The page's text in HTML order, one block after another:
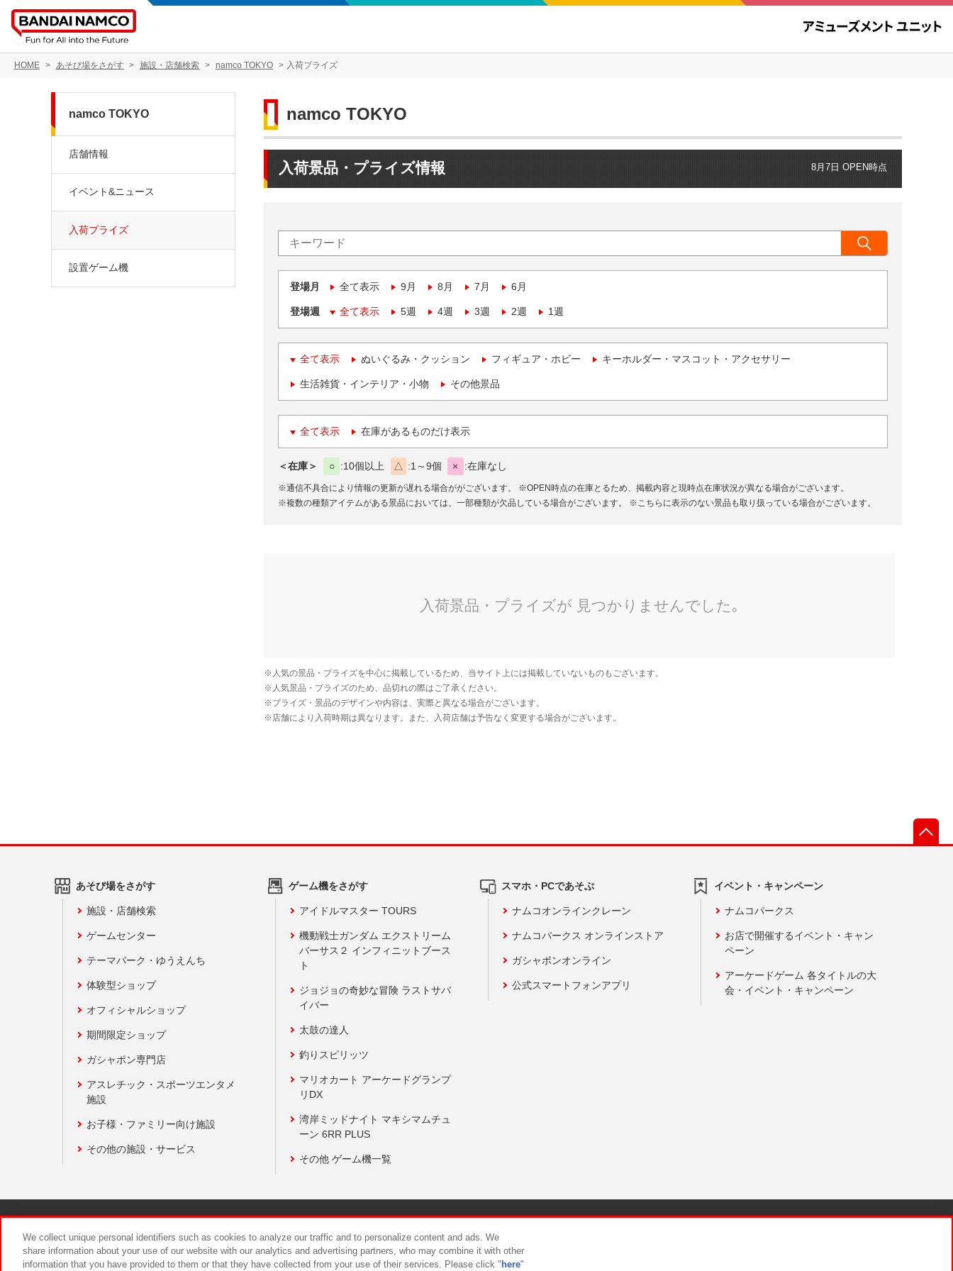
HOME あそび場をさがす 施設・店舗検索 namco TOKYO 入荷プライズ
namco TOKYO
入荷景品・プライズ情報 8月7日 OPEN時点
登場月 全て表示 9月 8月 7月 6月
登場週 全て表示 5週 4週 3週 2週 1週
全て表示 ぬいぐるみ・クッション フィギュア・ホビー キーホルダー・マスコット・アクセサリー
生活雑貨・インテリア・小物 その他景品
全て表示 在庫があるものだけ表示
＜在庫＞ ○ 10個以上 △ 1～9個 × 在庫なし
※通信不具合により情報の更新が遅れる場合ががございます。
※OPEN時点の在庫とるため、掲載内容と現時点在庫状況が異なる場合がございます。
※複数の種類アイテムがある景品においては、一部種類が欠品している場合がございます。
※こちらに表示のない景品も取り扱っている場合がございます。
namco TOKYO
店舗情報
イベント&ニュース
入荷プライズ
設置ゲーム機
あそび場をさがす
施設・店舗検索
ゲームセンター
テーマパーク・ゆうえんち
体験型ショップ
オフィシャルショップ
期間限定ショップ
ガシャポン専門店
アスレチック・スポーツエンタメ
施設
お子様・ファミリー向け施設
その他の施設・サービス
ゲーム機をさがす
アイドルマスター TOURS
機動戦士ガンダム エクストリーム
バーサス２ インフィニットブース
ト
ジョジョの奇妙な冒険 ラストサバ
イバー
太鼓の達人
釣りスピリッツ
マリオカート アーケードグランプ
リDX
湾岸ミッドナイト マキシマムチュ
ーン 6RR PLUS
その他 ゲーム機一覧
スマホ・PCであそぶ
ナムコオンラインクレーン
ナムコパークス オンラインストア
ガシャポンオンライン
公式スマートフォンアプリ
イベント・キャンペーン
ナムコパークス
お店で開催するイベント・キャン
ペーン
アーケードゲーム 各タイトルの大
会・イベント・キャンペーン
食品のご提供について カスタマーハラスメント対応方針
We collect unique personal identifiers such as cookies to analyze our traffic and to personalize content and ads. We
share information about your use of our website with our analytics and advertising partners, who may combine it with other
information that you have provided to them or that they have collected from your use of their services. Please click " here"